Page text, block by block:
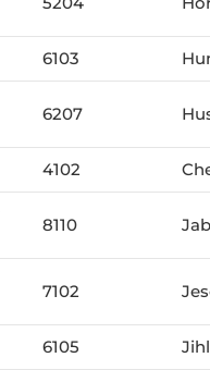
6103
6207
4102
8110
7102
6105